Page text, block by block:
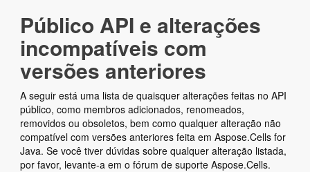
Público API e alterações
incompatíveis com
versões anteriores
A seguir está uma lista de quaisquer alterações feitas no API
público, como membros adicionados, renomeados,
removidos ou obsoletos, bem como qualquer alteração não
compatível com versões anteriores feita em Aspose.Cells for
Java. Se você tiver dúvidas sobre qualquer alteração listada,
por favor, levante-a em o fórum de suporte Aspose.Cells.